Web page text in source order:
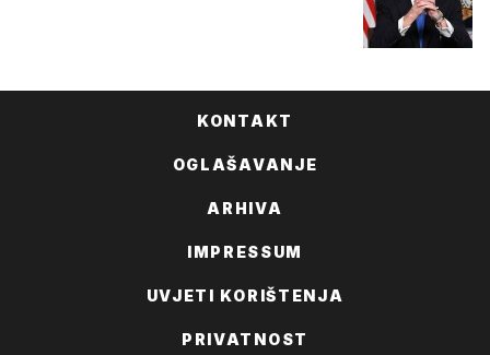
KONTAKT
OGLAŠAVANJE
ARHIVA
IMPRESSUM
UVJETI KORIŠTENJA
PRIVATNOST